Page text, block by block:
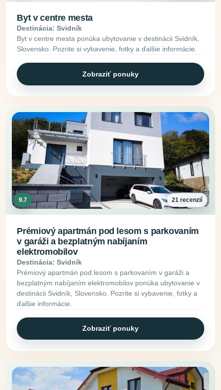
Byt v centre mesta
Destinácia: Svidník
Byt v centre mesta ponúka ubytovanie v destinácii Svidník,
Slovensko. Pozrite si vybavenie, fotky a ďalšie informácie.
Zobraziť ponuky
9.7 21 recenzií
Prémiový apartmán pod lesom s parkovaním
v garáži a bezplatným nabíjaním
elektromobilov
Destinácia: Svidník
Prémiový apartmán pod lesom s parkovaním v garáži a
bezplatným nabíjaním elektromobilov ponúka ubytovanie v
destinácii Svidník, Slovensko. Pozrite si vybavenie, fotky a
ďalšie informácie.
Zobraziť ponuky